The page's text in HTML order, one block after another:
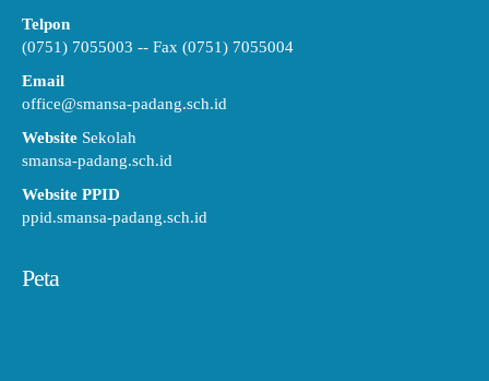
Telpon
(0751) 7055003 -- Fax (0751) 7055004
Email
office@smansa-padang.sch.id
Website Sekolah
smansa-padang.sch.id
Website PPID
ppid.smansa-padang.sch.id
Peta